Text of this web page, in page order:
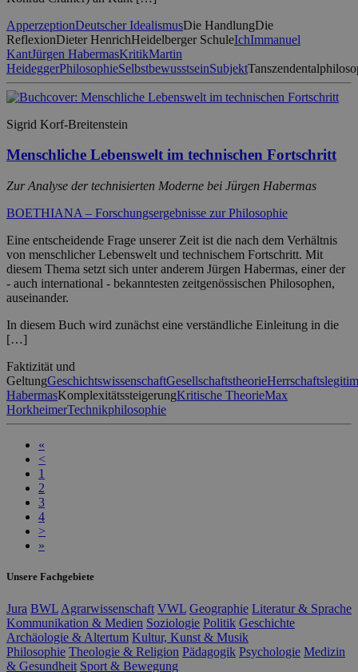
ApperzeptionDeutscher IdealismusDie HandlungDie
ReflexionDieter HenrichHeidelberger SchuleIchImmanuel
KantJürgen HabermasKritikMartin
HeideggerPhilosophieSelbstbewusstseinSubjekt
Sigrid Korf-Breitenstein
Menschliche Lebenswelt im technischen Fortschritt
Zur Analyse der technisierten Moderne bei Jürgen Habermas
BOETHIANA – Forschungsergebnisse zur Philosophie
Eine entscheidende Frage unserer Zeit ist die nach dem Verhältnis
von menschlicher Lebenswelt und technischem Fortschritt. Mit
diesem Thema setzt sich unter anderem Jürgen Habermas, einer der
- auch international - bekanntesten zeitgenössischen Philosophen,
auseinander.
In diesem Buch wird zunächst eine verständliche Einleitung in die
[…]
Faktizität und
GeltungGeschichtswissenschaftGesellschaftstheorie
HabermasKomplexitätssteigerungKritische TheorieMax
HorkheimerTechnikphilosophie
«
<
1
2
3
4
>
»
Unsere Fachgebiete
Jura BWL Agrarwissenschaft VWL Geographie Literatur & Sprache
Kommunikation & Medien Soziologie Politik Geschichte
Archäologie & Altertum Kultur, Kunst & Musik
Philosophie Theologie & Religion Pädagogik Psychologie Medizin
& Gesundheit Sport & Bewegung